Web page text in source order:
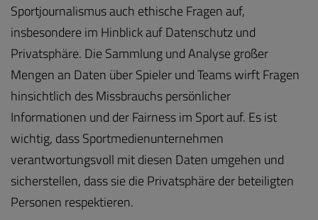
Sportjournalismus auch ethische Fragen auf,
insbesondere im Hinblick auf Datenschutz und
Privatsphäre. Die Sammlung und Analyse großer
Mengen an Daten über Spieler und Teams wirft Fragen
hinsichtlich des Missbrauchs persönlicher
Informationen und der Fairness im Sport auf. Es ist
wichtig, dass Sportmedienunternehmen
verantwortungsvoll mit diesen Daten umgehen und
sicherstellen, dass sie die Privatsphäre der beteiligten
Personen respektieren.